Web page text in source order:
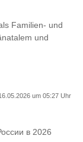
Familien- und
und
um 05:27 Uhr
в 2026